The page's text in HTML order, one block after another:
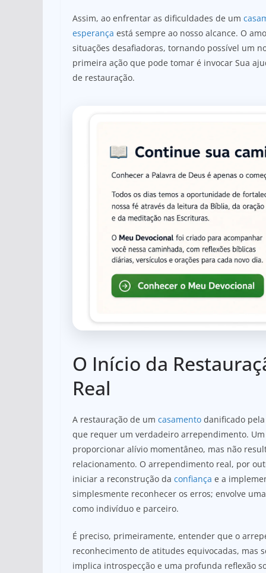
Assim, ao enfrentar as dificuldades de um
esperança está sempre ao nosso alcance. O
situações desafiadoras, tornando possível um
primeira ação que pode tomar é invocar Sua
de restauração.
O Início da
Real
A restauração de um casamento danificado
que requer um verdadeiro arrependimento.
proporcionar alívio momentâneo, mas não
relacionamento. O arrependimento real, por
iniciar a reconstrução da confiança e a
simplesmente reconhecer os erros; envolve
como indivíduo e parceiro.
É preciso, primeiramente, entender que o
reconhecimento de atitudes equivocadas, mas
implica introspecção e uma profunda reflexão